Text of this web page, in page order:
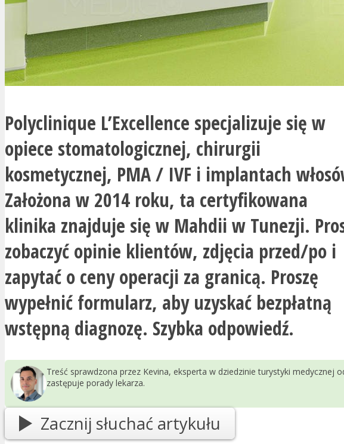
Polyclinique L’Excellence specjalizuje się w
opiece stomatologicznej, chirurgii
kosmetycznej, PMA / IVF i implantach
Założona w 2014 roku, ta certyfikowana
klinika znajduje się w Mahdii w Tunezji.
zobaczyć opinie klientów, zdjęcia przed/po i
zapytać o ceny operacji za granicą. Proszę
wypełnić formularz, aby uzyskać bezpłatną
wstępną diagnozę. Szybka odpowiedź.
Treść sprawdzona przez Kevina, eksperta w dziedzinie turystyki
zastępuje porady lekarza.
Zacznij słuchać artykułu